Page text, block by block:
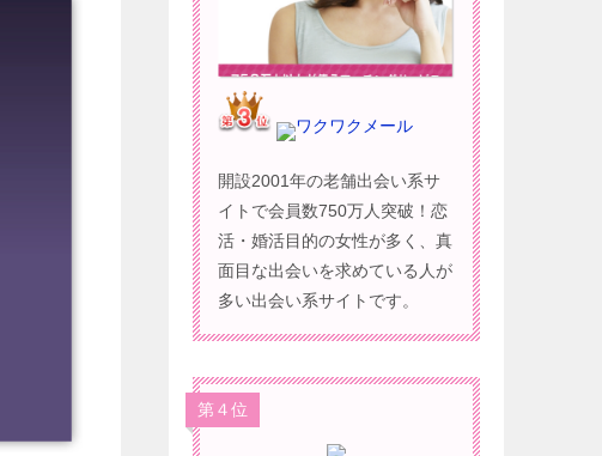
ワクワクメール
開設2001年の老舗出会い系サ
イトで会員数750万人突破！恋
活・婚活目的の女性が多く、真
面目な出会いを求めている人が
多い出会い系サイトです。
第４位